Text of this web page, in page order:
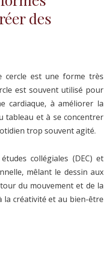
des
cercle est une forme très
est souvent utilisé pour
cardiaque, à améliorer la
tableau et à se concentrer
trop souvent agité.
collégiales (DEC) et
mêlant le dessin aux
du mouvement et de la
la créativité et au bien-être